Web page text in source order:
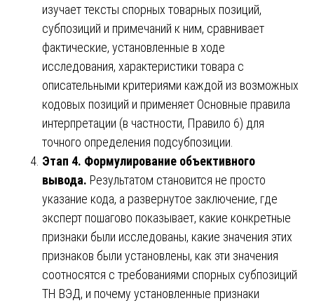
изучает тексты спорных товарных позиций,
субпозиций и примечаний к ним, сравнивает
фактические, установленные в ходе
исследования, характеристики товара с
описательными критериями каждой из возможных
кодовых позиций и применяет Основные правила
интерпретации (в частности, Правило 6) для
точного определения подсубпозиции.
Этап 4. Формулирование объективного
вывода. Результатом становится не просто
указание кода, а развернутое заключение, где
эксперт пошагово показывает, какие конкретные
признаки были исследованы, какие значения этих
признаков были установлены, как эти значения
соотносятся с требованиями спорных субпозиций
ТН ВЭД, и почему установленные признаки